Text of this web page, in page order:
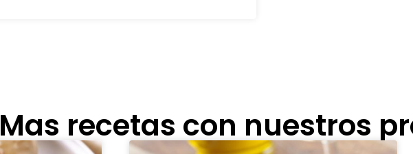
Mas recetas con nuestros